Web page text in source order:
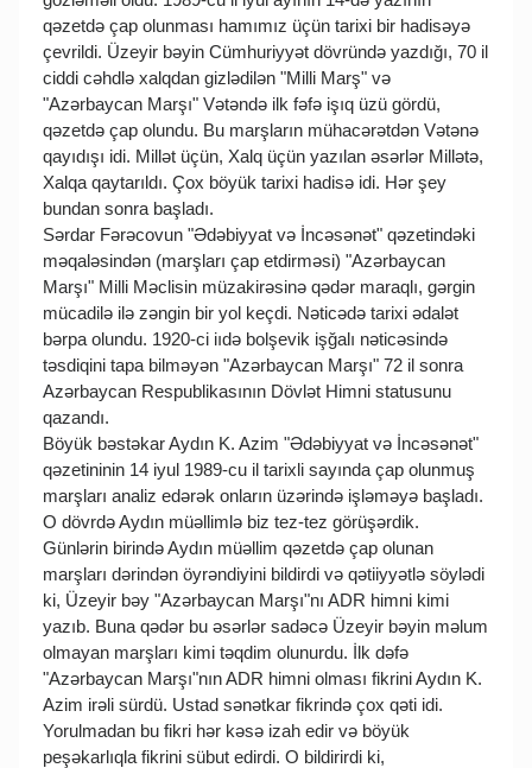
qəzetdə çap olunması hamımız üçün tarixi bir hadisəyə
çevrildi. Üzeyir bəyin Cümhuriyyət dövründə yazdığı, 70 il
ciddi cəhdlə xalqdan gizlədilən "Milli Marş" və
"Azərbaycan Marşı" Vətəndə ilk fəfə işıq üzü gördü,
qəzetdə çap olundu. Bu marşların mühacərətdən Vətənə
qayıdışı idi. Millət üçün, Xalq üçün yazılan əsərlər Millətə,
Xalqa qaytarıldı. Çox böyük tarixi hadisə idi. Hər şey
bundan sonra başladı.
Sərdar Fərəcovun "Ədəbiyyat və İncəsənət" qəzetindəki
məqaləsindən (marşları çap etdirməsi) "Azərbaycan
Marşı" Milli Məclisin müzakirəsinə qədər maraqlı, gərgin
mücadilə ilə zəngin bir yol keçdi. Nəticədə tarixi ədalət
bərpa olundu. 1920-ci iıdə bolşevik işğalı nəticəsində
təsdiqini tapa bilməyən "Azərbaycan Marşı" 72 il sonra
Azərbaycan Respublikasının Dövlət Himni statusunu
qazandı.
Böyük bəstəkar Aydın K. Azim "Ədəbiyyat və İncəsənət"
qəzetininin 14 iyul 1989-cu il tarixli sayında çap olunmuş
marşları analiz edərək onların üzərində işləməyə başladı.
O dövrdə Aydın müəllimlə biz tez-tez görüşərdik.
Günlərin birində Aydın müəllim qəzetdə çap olunan
marşları dərindən öyrəndiyini bildirdi və qətiiyyətlə söylədi
ki, Üzeyir bəy "Azərbaycan Marşı"nı ADR himni kimi
yazıb. Buna qədər bu əsərlər sadəcə Üzeyir bəyin məlum
olmayan marşları kimi təqdim olunurdu. İlk dəfə
"Azərbaycan Marşı"nın ADR himni olması fikrini Aydın K.
Azim irəli sürdü. Ustad sənətkar fikrində çox qəti idi.
Yorulmadan bu fikri hər kəsə izah edir və böyük
peşəkarlıqla fikrini sübut edirdi. O bildirirdi ki,